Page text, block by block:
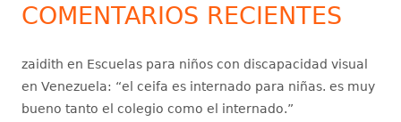
COMENTARIOS RECIENTES
zaidith en Escuelas para niños con discapacidad visual
en Venezuela: “el ceifa es internado para niñas. es muy
bueno tanto el colegio como el internado.”